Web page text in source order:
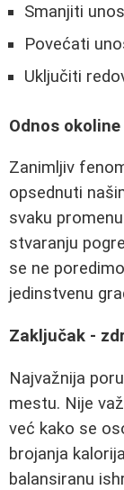
Smanjiti
Povećati
Uključiti
Odnos
Zanimljiv
opsednuti
svaku
stvaranju
se ne
jedinstvenu
Zaključak -
Najvažnija
mestu. Nije
već kako se
brojanja
balansiranu